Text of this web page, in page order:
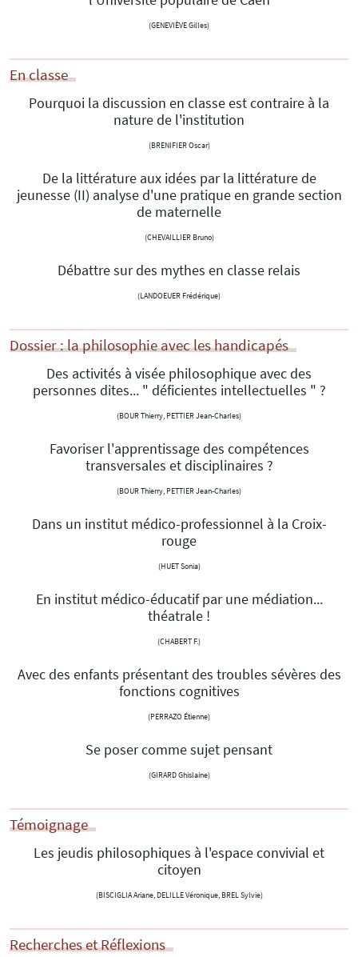
(GENEVIÈVE Gilles)
En classe
Pourquoi la discussion en classe est contraire à la
nature de l'institution
(BRENIFIER Oscar)
De la littérature aux idées par la littérature de
jeunesse (II) analyse d'une pratique en grande section
de maternelle
(CHEVAILLIER Bruno)
Débattre sur des mythes en classe relais
(LANDOEUER Frédérique)
Dossier : la philosophie avec les handicapés
Des activités à visée philosophique avec des
personnes dites... " déficientes intellectuelles " ?
(BOUR Thierry, PETTIER Jean-Charles)
Favoriser l'apprentissage des compétences
transversales et disciplinaires ?
(BOUR Thierry, PETTIER Jean-Charles)
Dans un institut médico-professionnel à la Croix-
rouge
(HUET Sonia)
En institut médico-éducatif par une médiation...
théatrale !
(CHABERT F.)
Avec des enfants présentant des troubles sévères des
fonctions cognitives
(PERRAZO Étienne)
Se poser comme sujet pensant
(GIRARD Ghislaine)
Témoignage
Les jeudis philosophiques à l'espace convivial et
citoyen
(BISCIGLIA Ariane, DELILLE Véronique, BREL Sylvie)
Recherches et Réflexions